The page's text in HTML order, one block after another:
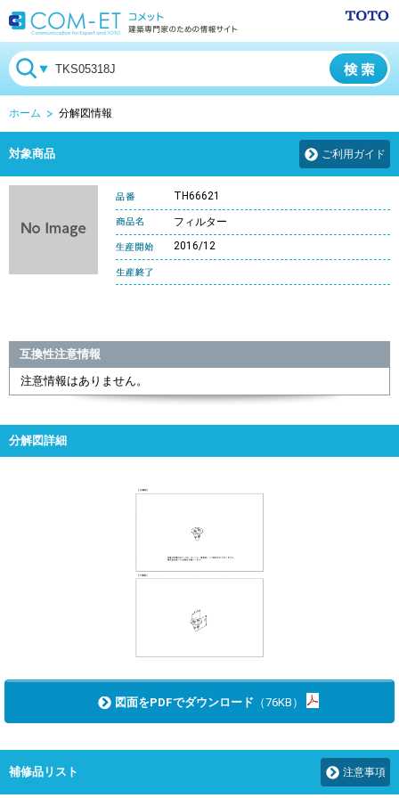
ホーム 分解図情報
対象商品 ご利用ガイド
TH66621
フィルター
2016/12
互換性注意情報
注意情報はありません。
分解図詳細
図面をPDFでダウンロード （76KB）
補修品リスト 注意事項